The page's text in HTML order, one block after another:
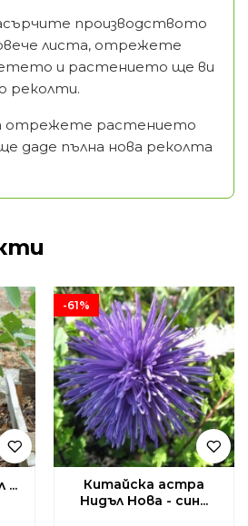
производството
листа, отрежете
и растението ще ви
реколти.
отрежете растението
даде пълна нова реколта
...
-61%
Китайска астра
Нидъл Нова - син...